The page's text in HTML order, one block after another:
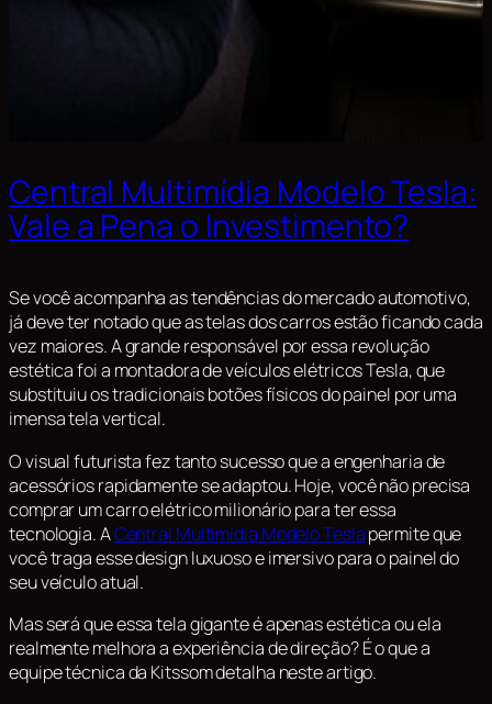
Central Multimídia Modelo Tesla:
Vale a Pena o Investimento?
Se você acompanha as tendências do mercado automotivo,
já deve ter notado que as telas dos carros estão ficando cada
vez maiores. A grande responsável por essa revolução
estética foi a montadora de veículos elétricos Tesla, que
substituiu os tradicionais botões físicos do painel por uma
imensa tela vertical.
O visual futurista fez tanto sucesso que a engenharia de
acessórios rapidamente se adaptou. Hoje, você não precisa
comprar um carro elétrico milionário para ter essa
tecnologia. ACentral Multimídia Modelo Teslapermite que
você traga esse design luxuoso e imersivo para o painel do
seu veículo atual.
Mas será que essa tela gigante é apenas estética ou ela
realmente melhora a experiência de direção? É o que a
equipe técnica da Kitssom detalha neste artigo.